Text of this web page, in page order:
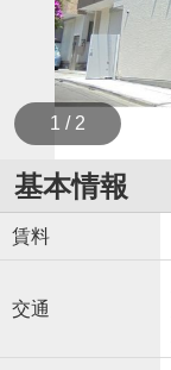
1 / 2
基本情報
賃料
交通